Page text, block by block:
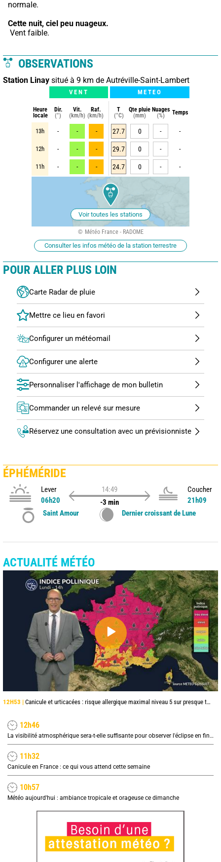
normale.
Cette nuit, ciel peu nuageux.
Vent faible.
OBSERVATIONS
Station Linay situé à 9 km de Autréville-Saint-Lambert
VENT METEO
Heure
locale
Dir.
(°)
Vit.
(km/h)
Raf.
(km/h)
T
(°C)
Qte pluie
(mm)
Nuages
(%)
Temps
13h - - - 27.7 0 - -
12h - - - 29.7 0 - -
11h - - - 24.7 0 - -
Voir toutes les stations
Météo France - RADOME
Consulter les infos météo de la station terrestre
POUR ALLER PLUS LOIN
Carte Radar de pluie
Configurer un météomail
Configurer une alerte
Personnaliser l'affichage de mon bulletin
Commander un relevé sur mesure
Réservez une consultation avec un prévisionniste
ÉPHÉMÉRIDE
Lever
06h20
14:49
-3 min
Coucher
21h09
Saint Amour
Dernier croissant de Lune
ACTUALITÉ MÉTÉO
12H53 | Canicule et urticacées : risque allergique maximal niveau 5 sur presque toute la France lundi
12h46
La visibilité atmosphérique sera-t-elle suffisante pour observer l'éclipse en fin de journée ?
11h32
Canicule en France : ce qui vous attend cette semaine
10h57
Météo aujourd'hui : ambiance tropicale et orageuse ce dimanche